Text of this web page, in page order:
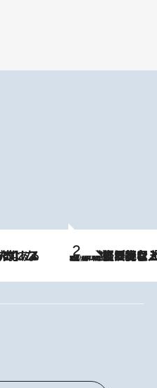
2026.8.5
【なぜ吉沢亮は「気配を消せる」のか？】興行収入208億の『国宝』を経て挑むミュージカル『ディア・エヴァン・ハンセン』。トップ俳優が舞台上でさらけ出した“孤独”とは